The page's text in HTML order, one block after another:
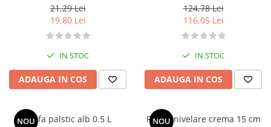
21,29 Lei
19,80 Lei
IN STOC
ADAUGA IN COS
124,78 Lei
116,05 Lei
IN STOC
ADAUGA IN COS
NOU
Scafa palstic alb 0.5 L
NOU
Paleta nivelare crema 15 cm